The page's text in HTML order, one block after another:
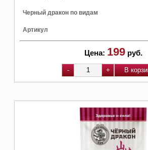
Черный дракон по видам
Артикул
Цена: 199 руб.